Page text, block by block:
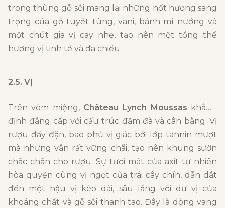
trong thùng gỗ sồi mang lại những nốt hương sang
trọng của gỗ tuyết tùng, vani, bánh mì nướng và
một chút gia vị cay nhẹ, tạo nên một tổng thể
hương vị tinh tế và đa chiều.
2.5. VỊ
Trên vòm miệng, Château Lynch Moussas khẳng
định đẳng cấp với cấu trúc đậm đà và cân bằng. Vị
rượu đầy đặn, bao phủ vị giác bởi lớp tannin mượt
mà nhưng vẫn rất vững chãi, tạo nên khung sườn
chắc chắn cho rượu. Sự tươi mát của axit tự nhiên
hòa quyện cùng vị ngọt của trái cây chín, dẫn dắt
đến một hậu vị kéo dài, sâu lắng với dư vị của
khoáng chất và gỗ sồi thanh tao. Đây là dòng vang